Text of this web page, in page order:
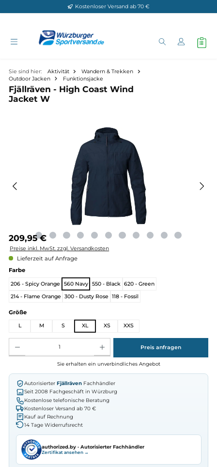
Zum Hauptinhalt springenKostenloser Versand ab 70 €
Sie sind hier: Aktivität
Wandern & Trekken
Outdoor Jacken
Funktionsjacke
Fjällräven - High Coast Wind
Bildergalerie überspringen
Regulärer Preis:
209,95 €
Preise inkl. MwSt. zzgl. Versandkosten
Lieferzeit auf Anfrage
Farbeauswählen
206 - Spicy Orange
214 - Flame Orange 300 - Dusty Rose 118 - Fossil
Größe auswählen
S XL XS XXS
Sie erhalten ein unverbindliches Angebot
AutorisierterFjällräven
Seit 2008 Fachgeschäft in Würzburg
Kostenlose telefonische Beratung
Kostenloser Versand ab 70 €
Kauf auf Rechnung